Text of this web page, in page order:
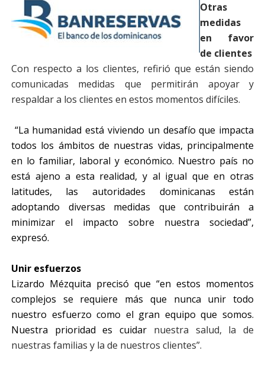
Otras
medidas
en favor
de clientes
Con respecto a los clientes, refirió que están siendo
comunicadas medidas que permitirán apoyar y
respaldar a los clientes en estos momentos difíciles.
“La humanidad está viviendo un desafío que impacta
todos los ámbitos de nuestras vidas, principalmente
en lo familiar, laboral y económico. Nuestro país no
está ajeno a esta realidad, y al igual que en otras
latitudes, las autoridades dominicanas están
adoptando diversas medidas que contribuirán a
minimizar el impacto sobre nuestra sociedad”,
expresó.
Unir esfuerzos
Lizardo Mézquita precisó que “en estos momentos
complejos se requiere más que nunca unir todo
nuestro esfuerzo como el gran equipo que somos.
Nuestra prioridad es cuidar nuestra salud, la de
nuestras familias y la de nuestros clientes”.